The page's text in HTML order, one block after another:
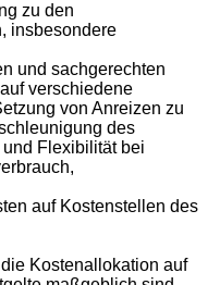
zu den
insbesondere
und sachgerechten
verschiedene
von Anreizen zu
des
Flexibilität bei
auf Kostenstellen des
Kostenallokation auf